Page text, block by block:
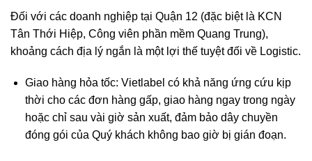
Đối với các doanh nghiệp tại Quận 12 (đặc biệt là KCN
Tân Thới Hiệp, Công viên phần mềm Quang Trung),
khoảng cách địa lý ngắn là một lợi thế tuyệt đối về Logistic.
Giao hàng hỏa tốc: Vietlabel có khả năng ứng cứu kịp
thời cho các đơn hàng gấp, giao hàng ngay trong ngày
hoặc chỉ sau vài giờ sản xuất, đảm bảo dây chuyền
đóng gói của Quý khách không bao giờ bị gián đoạn.